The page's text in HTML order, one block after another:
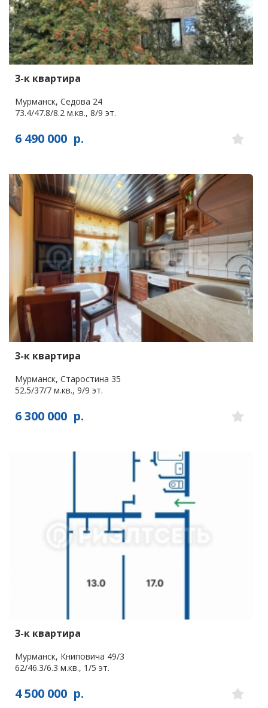
3-к квартира
Мурманск, Седова 24
73.4/47.8/8.2 м.кв., 8/9 эт.
6 490 000 р.
3-к квартира
Мурманск, Старостина 35
52.5/37/7 м.кв., 9/9 эт.
6 300 000 р.
3-к квартира
Мурманск, Книповича 49/3
62/46.3/6.3 м.кв., 1/5 эт.
4 500 000 р.